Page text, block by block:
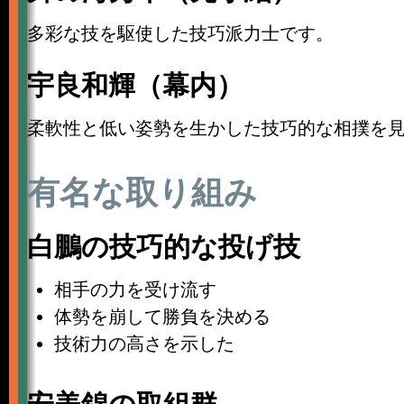
多彩な技を駆使した技巧派力士です。
宇良和輝（幕内）
柔軟性と低い姿勢を生かした技巧的な相撲を見
有名な取り組み
白鵬の技巧的な投げ技
相手の力を受け流す
体勢を崩して勝負を決める
技術力の高さを示した